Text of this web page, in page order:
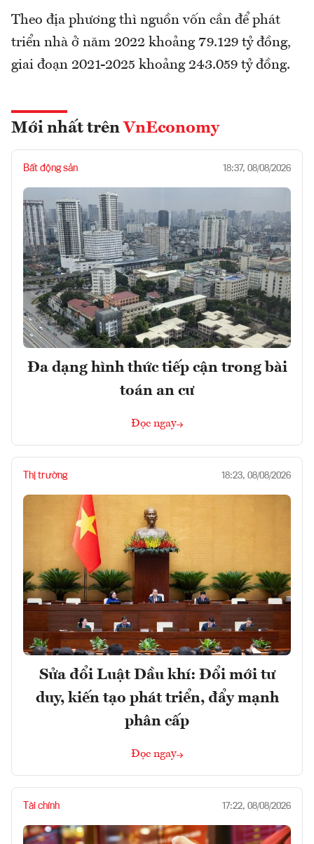
Theo địa phương thì nguồn vốn cần để phát
triển nhà ở năm 2022 khoảng 79.129 tỷ đồng,
giai đoạn 2021-2025 khoảng 243.059 tỷ đồng.
Mới nhất trên VnEconomy
Bất động sản 18:37, 08/08/2026
Đa dạng hình thức tiếp cận trong bài
toán an cư
Đọc ngay
Thị trường 18:23, 08/08/2026
Sửa đổi Luật Dầu khí: Đổi mới tư
duy, kiến tạo phát triển, đẩy mạnh
phân cấp
Đọc ngay
Tài chính 17:22, 08/08/2026